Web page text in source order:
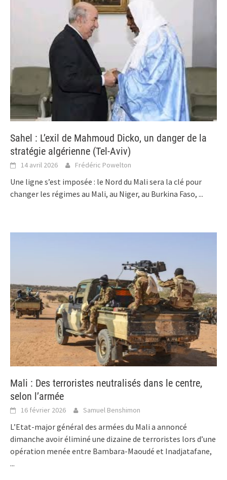
Sahel : L’exil de Mahmoud Dicko, un danger de la
stratégie algérienne (Tel-Aviv)
14 avril 2026 Frédéric Powelton
Une ligne s’est imposée : le Nord du Mali sera la clé pour
changer les régimes au Mali, au Niger, au Burkina Faso, ...
Mali : Des terroristes neutralisés dans le centre,
selon l’armée
16 février 2026 Samuel Benshimon
L’Etat-major général des armées du Mali a annoncé
dimanche avoir éliminé une dizaine de terroristes lors d’une
opération menée entre Bambara-Maoudé et Inadjatafane,
...